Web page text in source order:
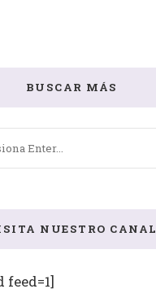
BUSCAR MÁS
NUESTRO CANAL
feed=1]